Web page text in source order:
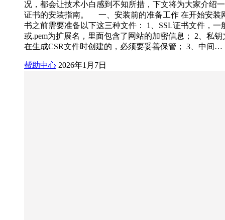
况，都会让技术小白感到不知所措，下文将为大家介绍
证书的安装指南。 一、安装前的准备工作 在开始安装
书之前需要准备以下这三种文件： 1、SSL证书文件，一
或.pem为扩展名，里面包含了网站的加密信息； 2、私
在生成CSR文件时创建的，必须要妥善保管； 3、中间…
帮助中心 2026年1月7日